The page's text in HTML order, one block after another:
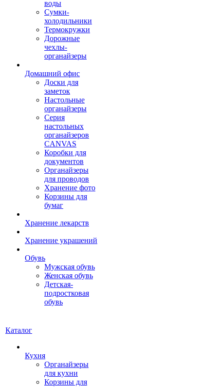
воды
Сумки-
холодильники
Термокружки
Дорожные
чехлы-
органайзеры
Домашний офис
Доски для
заметок
Настольные
органайзеры
Серия
настольных
органайзеров
CANVAS
Коробки для
документов
Органайзеры
для проводов
Хранение фото
Корзины для
бумаг
Хранение лекарств
Хранение украшений
Обувь
Мужская обувь
Женская обувь
Детская-
подростковая
обувь
Каталог
Кухня
Органайзеры
для кухни
Корзины для